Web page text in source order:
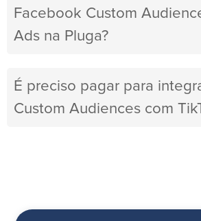
Facebook Custom
Ads na Pluga?
É preciso pagar para
Custom Audiences com